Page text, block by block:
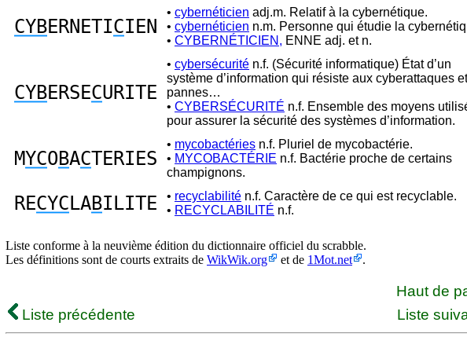
CYBERNETICIEN
• cybernéticien adj.m. Relatif à la cybernétique.
• cybernéticien n.m. Personne qui étudie la
• CYBERNÉTICIEN, ENNE adj. et n.
CYBERSECURITE
• cybersécurité n.f. (Sécurité informatique) État d’un
système d’information qui résiste aux cyberattaques
pannes…
• CYBERSÉCURITÉ n.f. Ensemble des moyens
pour assurer la sécurité des systèmes d’information.
MYCOBACTERIES
• mycobactéries n.f. Pluriel de mycobactérie.
• MYCOBACTÉRIE n.f. Bactérie proche de certains
champignons.
RECYC LABILITE • recyclabilité n.f. Caractère de ce qui est recyclable.
• RECYCLABILITÉ n.f.
Liste conforme à la neuvième édition du dictionnaire officiel du scrabble.
Les définitions sont de courts extraits de WikWik.org et de 1Mot.net .
Haut de
Liste précédente
Liste